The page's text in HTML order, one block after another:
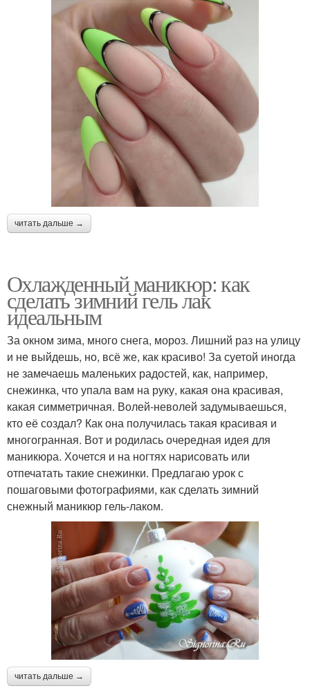
читать дальше →
Охлажденный маникюр: как
сделать зимний гель лак
идеальным
За окном зима, много снега, мороз. Лишний раз на улицу
и не выйдешь, но, всё же, как красиво! За суетой иногда
не замечаешь маленьких радостей, как, например,
снежинка, что упала вам на руку, какая она красивая,
какая симметричная. Волей-неволей задумываешься,
кто её создал? Как она получилась такая красивая и
многогранная. Вот и родилась очередная идея для
маникюра. Хочется и на ногтях нарисовать или
отпечатать такие снежинки. Предлагаю урок с
пошаговыми фотографиями, как сделать зимний
снежный маникюр гель-лаком.
читать дальше →